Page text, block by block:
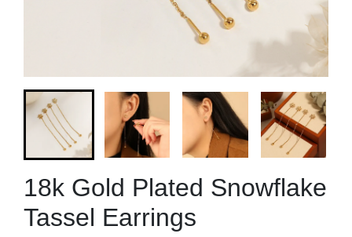
18k Gold Plated Snowflake
Tassel Earrings